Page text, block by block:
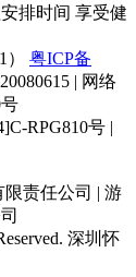
排时间 享受健
粤ICP备
| 网络
RPG810号 |
责任公司 | 游
深圳怀